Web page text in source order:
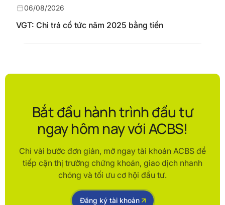
VGT: Chi trả cổ tức năm 2025 bằng tiền
06/08/2026
Bắt đầu hành trình đầu tư
ngay hôm nay với ACBS!
Chỉ vài bước đơn giản, mở ngay tài khoản ACBS để
tiếp cận thị trường chứng khoán, giao dịch nhanh
chóng và tối ưu cơ hội đầu tư.
Đăng ký tài khoản